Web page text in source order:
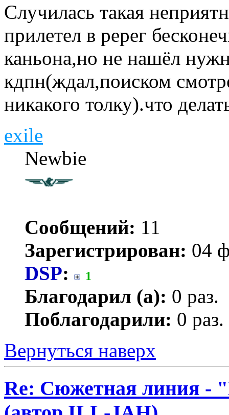
Случилась такая
прилетел в ререг
каньона,но не нашёл
кдпн(ждал,поиском
никакого толку).что
exile
Newbie
Сообщений: 11
Зарегистрирован: 04
DSP: 1
Благодарил (а): 0 раз.
Поблагодарили: 0 раз.
Вернуться наверх
Re: Сюжетная линия -